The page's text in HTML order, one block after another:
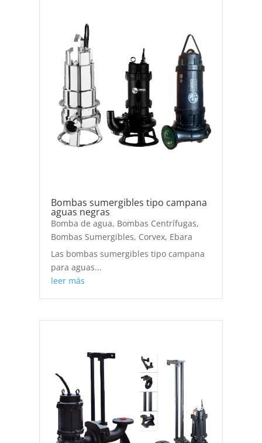
Bombas sumergibles tipo campana
aguas negras
Bomba de agua, Bombas Centrífugas,
Bombas Sumergibles, Corvex, Ebara
Las bombas sumergibles tipo campana
para aguas...
leer más